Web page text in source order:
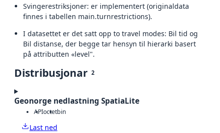
Svingerestriksjoner: er implementert (originaldata
finnes i tabellen main.turnrestrictions).
I datasettet er det satt opp to travel modes: Bil tid og
Bil distanse, der begge tar hensyn til hierarki basert
på attributten «level".
Distribusjonar 2
Geonorge nedlastning SpatiaLite
APIoctetbin
Last ned